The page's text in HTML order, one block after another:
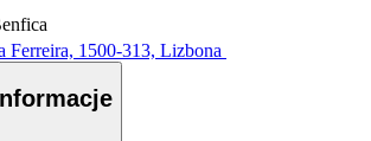
Ferreira, 1500-313, Lizbona